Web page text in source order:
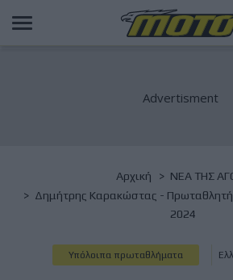
Παράκαμψη
προς
Breadcrumb
Αρχική
NΕΑ ΤΗΣ
Δημήτρης Καρακώστας -
2024
Υπόλοιπα πρωταθλήματα